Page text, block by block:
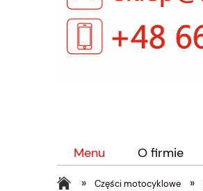
Menu O firmie
» Części motocyklowe »